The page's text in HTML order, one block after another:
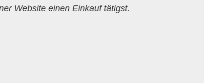
Website einen Einkauf tätigst.